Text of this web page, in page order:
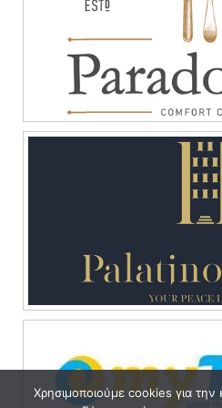
Χρησιμοποιούμε cookies για την